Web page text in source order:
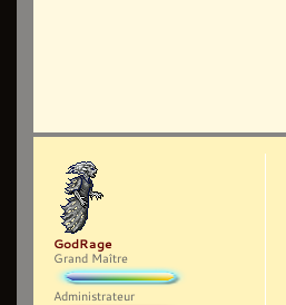
GodRage
Grand Maître
Administrateur